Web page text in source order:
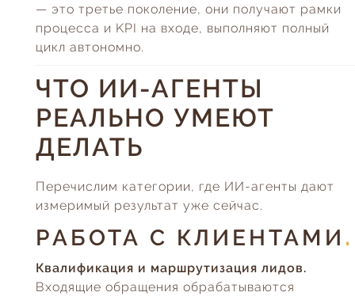
— это третье поколение, они получают рамки
процесса и KPI на входе, выполняют полный
цикл автономно.
ЧТО ИИ-АГЕНТЫ
РЕАЛЬНО УМЕЮТ
ДЕЛАТЬ
Перечислим категории, где ИИ-агенты дают
измеримый результат уже сейчас.
РАБОТА С КЛИЕНТАМИ
Квалификация и маршрутизация лидов.
Входящие обращения обрабатываются